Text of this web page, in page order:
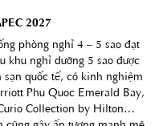
2027
phòng nghỉ 4 – 5 sao đạt
khu nghỉ dưỡng 5 sao được
quốc tế, có kinh nghiệm
Phu Quoc Emerald Bay,
Collection by Hilton…